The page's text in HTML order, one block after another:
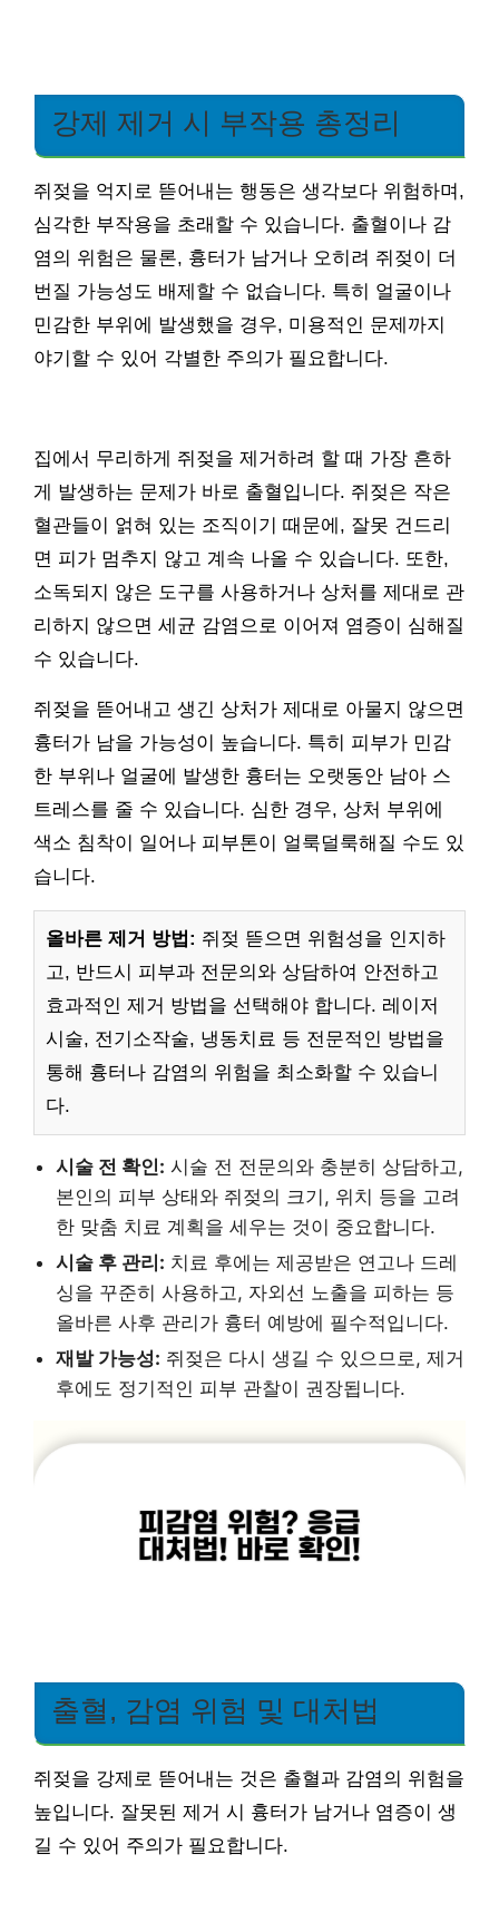
강제 제거 시 부작용 총정리
쥐젖을 억지로 뜯어내는 행동은 생각보다 위험하며,
심각한 부작용을 초래할 수 있습니다. 출혈이나 감
염의 위험은 물론, 흉터가 남거나 오히려 쥐젖이 더
번질 가능성도 배제할 수 없습니다. 특히 얼굴이나
민감한 부위에 발생했을 경우, 미용적인 문제까지
야기할 수 있어 각별한 주의가 필요합니다.
집에서 무리하게 쥐젖을 제거하려 할 때 가장 흔하
게 발생하는 문제가 바로 출혈입니다. 쥐젖은 작은
혈관들이 얽혀 있는 조직이기 때문에, 잘못 건드리
면 피가 멈추지 않고 계속 나올 수 있습니다. 또한,
소독되지 않은 도구를 사용하거나 상처를 제대로 관
리하지 않으면 세균 감염으로 이어져 염증이 심해질
수 있습니다.
쥐젖을 뜯어내고 생긴 상처가 제대로 아물지 않으면
흉터가 남을 가능성이 높습니다. 특히 피부가 민감
한 부위나 얼굴에 발생한 흉터는 오랫동안 남아 스
트레스를 줄 수 있습니다. 심한 경우, 상처 부위에
색소 침착이 일어나 피부톤이 얼룩덜룩해질 수도 있
습니다.
올바른 제거 방법: 쥐젖 뜯으면 위험성을 인지하
고, 반드시 피부과 전문의와 상담하여 안전하고
효과적인 제거 방법을 선택해야 합니다. 레이저
시술, 전기소작술, 냉동치료 등 전문적인 방법을
통해 흉터나 감염의 위험을 최소화할 수 있습니
다.
시술 전 확인: 시술 전 전문의와 충분히 상담하고,
본인의 피부 상태와 쥐젖의 크기, 위치 등을 고려
한 맞춤 치료 계획을 세우는 것이 중요합니다.
시술 후 관리: 치료 후에는 제공받은 연고나 드레
싱을 꾸준히 사용하고, 자외선 노출을 피하는 등
올바른 사후 관리가 흉터 예방에 필수적입니다.
재발 가능성: 쥐젖은 다시 생길 수 있으므로, 제거
후에도 정기적인 피부 관찰이 권장됩니다.
출혈, 감염 위험 및 대처법
쥐젖을 강제로 뜯어내는 것은 출혈과 감염의 위험을
높입니다. 잘못된 제거 시 흉터가 남거나 염증이 생
길 수 있어 주의가 필요합니다.